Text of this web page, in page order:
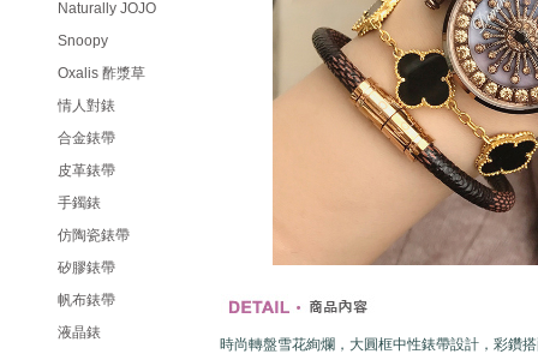
Naturally JOJO
Snoopy
Oxalis 酢漿草
情人對錶
合金錶帶
皮革錶帶
手鐲錶
仿陶瓷錶帶
矽膠錶帶
帆布錶帶
液晶錶
時尚轉盤雪花絢爛，大圓框中性錶帶設計，彩鑽